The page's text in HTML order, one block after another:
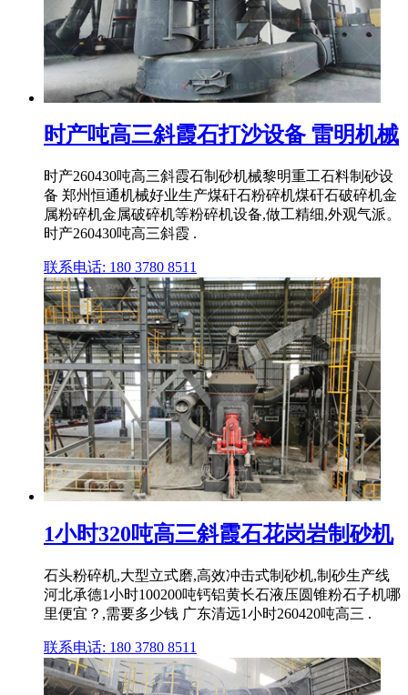
时产吨高三斜霞石打沙设备 雷明机械
时产260430吨高三斜霞石制砂机械黎明重工石料制砂设
备 郑州恒通机械好业生产煤矸石粉碎机煤矸石破碎机金
属粉碎机金属破碎机等粉碎机设备,做工精细,外观气派。
时产260430吨高三斜霞 .
联系电话: 180 3780 8511
1小时320吨高三斜霞石花岗岩制砂机
石头粉碎机,大型立式磨,高效冲击式制砂机,制砂生产线
河北承德1小时100200吨钙铝黄长石液压圆锥粉石子机哪
里便宜？,需要多少钱 广东清远1小时260420吨高三 .
联系电话: 180 3780 8511